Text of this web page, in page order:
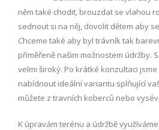
něm také chodit, brouzdat se vlahou
sednout si na něj, dovolit dětem aby
Chceme také aby byl trávník tak
přiměřeně našim možnostem údržby.
velmi široký. Po krátké konzultaci
nabídnout ideální variantu splňující
můžete z travních koberců nebo
K úpravám terénu a údržbě